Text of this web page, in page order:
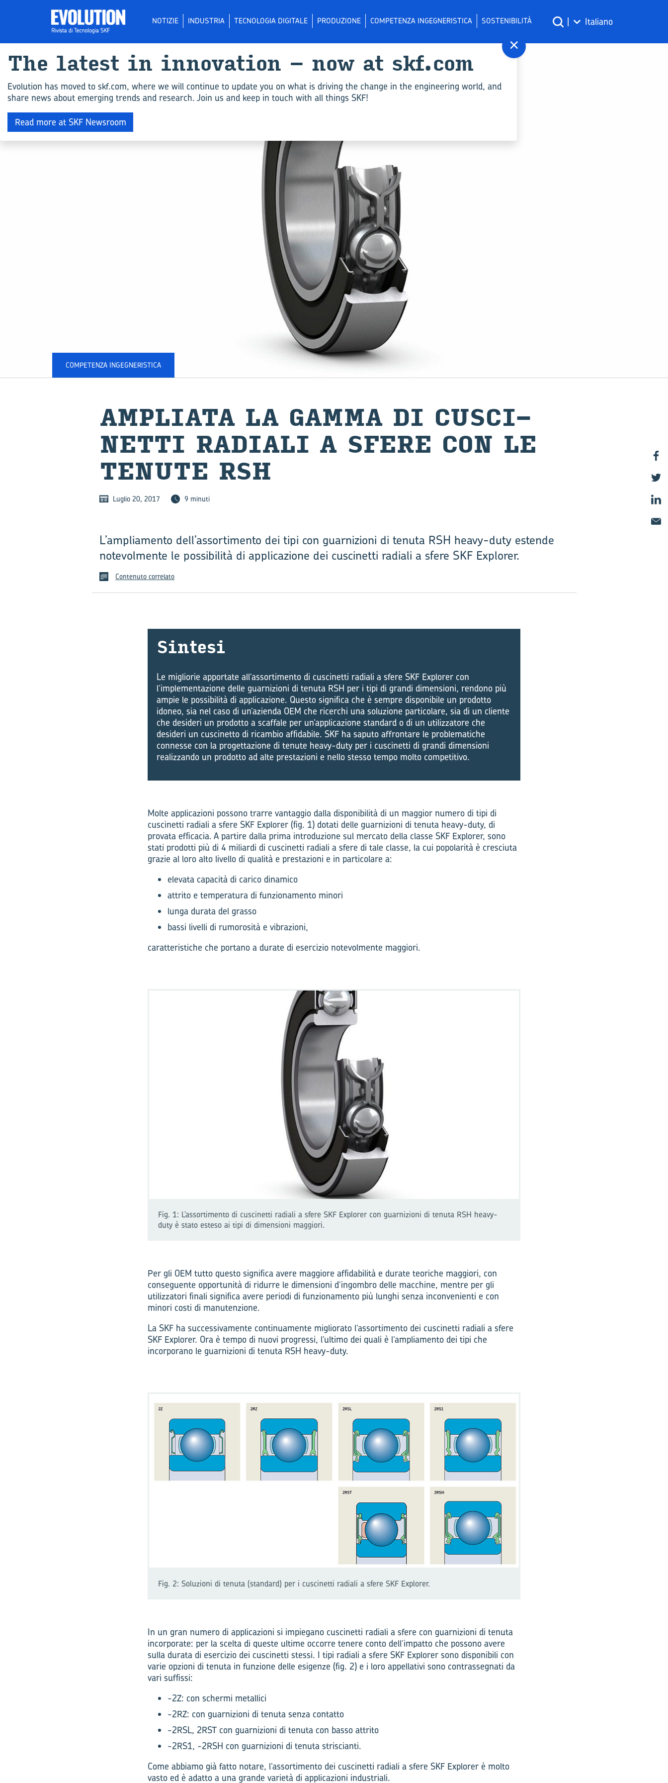
NOTIZIE INDUSTRIA TECNOLOGIA DIGITALE PRODUZIONE COMPETENZA INGEGNERISTICA SOSTENIBILITÀ | Italiano
COMPETENZA INGEGNERISTICA
AM­PLIA­TA LA GAMMA DI CU­SCI­
NET­TI RA­DIA­LI A SFERE CON LE
TE­NU­TE RSH
Luglio 20, 2017 9 minuti
L’ampliamento dell’assortimento dei tipi con guarnizioni di tenuta RSH heavy-duty estende
notevolmente le possibilità di applicazione dei cuscinetti radiali a sfere SKF Explorer.
Contenuto correlato
Sin­te­si
Le migliorie apportate all’assortimento di cuscinetti radiali a sfere SKF Explorer con
l’implementazione delle guarnizioni di tenuta RSH per i tipi di grandi dimensioni, rendono più
ampie le possibilità di applicazione. Questo significa che è sempre disponibile un prodotto
idoneo, sia nel caso di un’azienda OEM che ricerchi una soluzione particolare, sia di un cliente
che desideri un prodotto a scaffale per un’applicazione standard o di un utilizzatore che
desideri un cuscinetto di ricambio affidabile. SKF ha saputo affrontare le problematiche
connesse con la progettazione di tenute heavy-duty per i cuscinetti di grandi dimensioni
realizzando un prodotto ad alte prestazioni e nello stesso tempo molto competitivo.
Molte applicazioni possono trarre vantaggio dalla disponibilità di un maggior numero di tipi di
cuscinetti radiali a sfere SKF Explorer (fig. 1) dotati delle guarnizioni di tenuta heavy-duty, di
provata efficacia. A partire dalla prima introduzione sul mercato della classe SKF Explorer, sono
stati prodotti più di 4 miliardi di cuscinetti radiali a sfere di tale classe, la cui popolarità è cresciuta
grazie al loro alto livello di qualità e prestazioni e in particolare a:
elevata capacità di carico dinamico
attrito e temperatura di funzionamento minori
lunga durata del grasso
bassi livelli di rumorosità e vibrazioni,
caratteristiche che portano a durate di esercizio notevolmente maggiori.
Fig. 1: L’assortimento di cuscinetti radiali a sfere SKF Explorer con guarnizioni di tenuta RSH heavy-
duty è stato esteso ai tipi di dimensioni maggiori.
Per gli OEM tutto questo significa avere maggiore affidabilità e durate teoriche maggiori, con
conseguente opportunità di ridurre le dimensioni d’ingombro delle macchine, mentre per gli
utilizzatori finali significa avere periodi di funzionamento più lunghi senza inconvenienti e con
minori costi di manutenzione.
La SKF ha successivamente continuamente migliorato l’assortimento dei cuscinetti radiali a sfere
SKF Explorer. Ora è tempo di nuovi progressi, l’ultimo dei quali è l’ampliamento dei tipi che
incorporano le guarnizioni di tenuta RSH heavy-duty.
Fig. 2: Soluzioni di tenuta (standard) per i cuscinetti radiali a sfere SKF Explorer.
In un gran numero di applicazioni si impiegano cuscinetti radiali a sfere con guarnizioni di tenuta
incorporate: per la scelta di queste ultime occorre tenere conto dell’impatto che possono avere
sulla durata di esercizio dei cuscinetti stessi. I tipi radiali a sfere SKF Explorer sono disponibili con
varie opzioni di tenuta in funzione delle esigenze (fig. 2) e i loro appellativi sono contrassegnati da
vari suffissi:
-2Z: con schermi metallici
-2RZ: con guarnizioni di tenuta senza contatto
-2RSL, 2RST con guarnizioni di tenuta con basso attrito
-2RS1, -2RSH con guarnizioni di tenuta striscianti.
Come abbiamo già fatto notare, l’assortimento dei cuscinetti radiali a sfere SKF Explorer è molto
vasto ed è adatto a una grande varietà di applicazioni industriali.
×
The la­te­st in in­no­va­tion – now at skf.com
Evolution has moved to skf.com, where we will continue to update you on what is driving the change in the engineering world, and
share news about emerging trends and research. Join us and keep in touch with all things SKF!
Read more at SKF Newsroom